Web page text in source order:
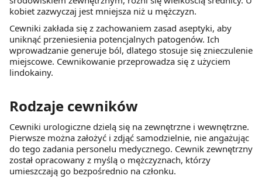
kobiet zazwyczaj jest mniejsza niż u mężczyzn.
Cewniki zakłada się z zachowaniem zasad aseptyki, aby
uniknąć przeniesienia potencjalnych patogenów. Ich
wprowadzanie generuje ból, dlatego stosuje się znieczulenie
miejscowe. Cewnikowanie przeprowadza się z użyciem
lindokainy.
Rodzaje cewników
Cewniki urologiczne dzielą się na zewnętrzne i wewnętrzne.
Pierwsze można założyć i zdjąć samodzielnie, nie angażując
do tego zadania personelu medycznego. Cewnik zewnętrzny
został opracowany z myślą o mężczyznach, którzy
umieszczają go bezpośrednio na członku.